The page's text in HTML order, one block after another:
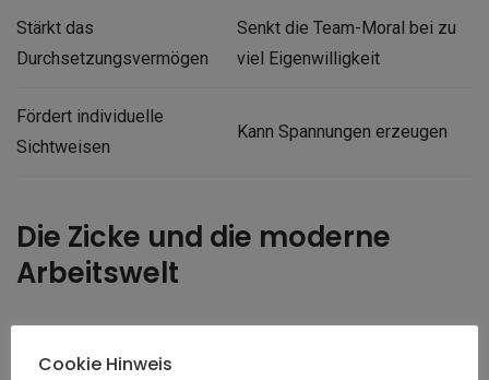
Stärkt das
Durchsetzungsvermögen
Senkt die Team-Moral bei zu
viel Eigenwilligkeit
Fördert individuelle
Sichtweisen
Kann Spannungen erzeugen
Die Zicke und die moderne
Arbeitswelt
In der modernen Arbeitswelt wird das Verhalten von
Männern und Frauen unterschiedlich bewertet, was die
Cookie Hinweis